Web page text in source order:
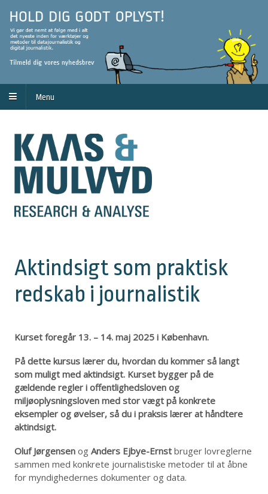
Menu
Aktindsigt som praktisk
redskab i journalistik
Kurset foregår 13. – 14. maj 2025 i København.
På dette kursus lærer du, hvordan du kommer så langt
som muligt med aktindsigt. Kurset bygger på de
gældende regler i offentlighedsloven og
miljøoplysningsloven med stor vægt på konkrete
eksempler og øvelser, så du i praksis lærer at håndtere
aktindsigt.
Oluf Jørgensen ogAnders Ejbye-Ernst bruger lovreglerne
sammen med konkrete journalistiske metoder til at åbne
for myndighedernes dokumenter og data.